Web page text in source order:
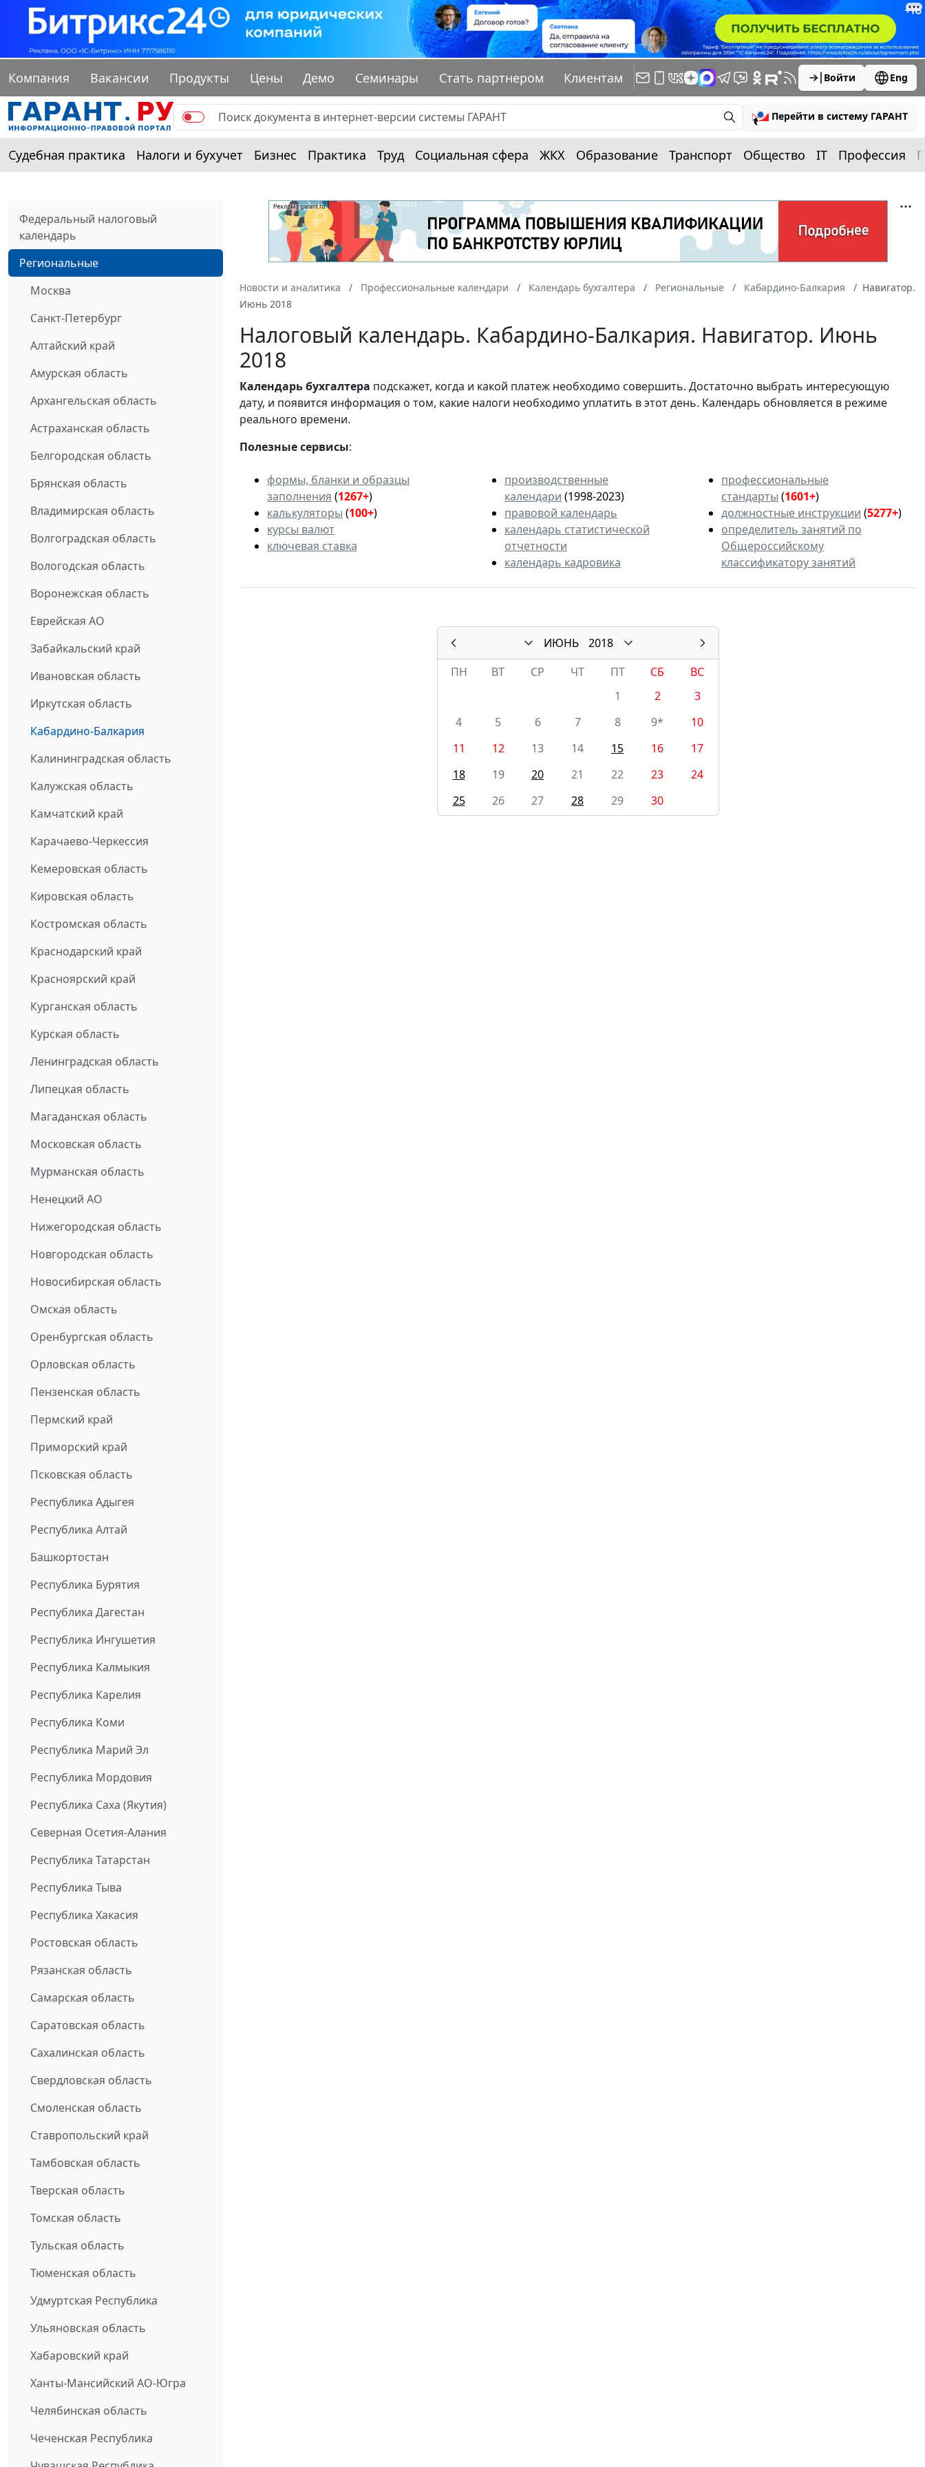
Компания Вакансии Продукты Цены Демо Семинары Стать партнером Клиентам Войти Eng
Перейти в систему ГАРАНТ
Судебная практика Налоги и бухучет Бизнес Практика Труд Социальная сфера ЖКХ Образование Транспорт Общество IT Профессия
Федеральный налоговый
календарь
Региональные
Москва
Санкт-Петербург
Алтайский край
Амурская область
Архангельская область
Астраханская область
Белгородская область
Брянская область
Владимирская область
Волгоградская область
Вологодская область
Воронежская область
Еврейская АО
Забайкальский край
Ивановская область
Иркутская область
Кабардино-Балкария
Калининградская область
Калужская область
Камчатский край
Карачаево-Черкессия
Кемеровская область
Кировская область
Костромская область
Краснодарский край
Красноярский край
Курганская область
Курская область
Ленинградская область
Липецкая область
Магаданская область
Московская область
Мурманская область
Ненецкий АО
Нижегородская область
Новгородская область
Новосибирская область
Омская область
Оренбургская область
Орловская область
Пензенская область
Пермский край
Приморский край
Псковская область
Республика Адыгея
Республика Алтай
Башкортостан
Республика Бурятия
Республика Дагестан
Республика Ингушетия
Республика Калмыкия
Республика Карелия
Республика Коми
Республика Марий Эл
Республика Мордовия
Республика Саха (Якутия)
Северная Осетия-Алания
Республика Татарстан
Республика Тыва
Республика Хакасия
Ростовская область
Рязанская область
Самарская область
Саратовская область
Сахалинская область
Свердловская область
Смоленская область
Ставропольский край
Тамбовская область
Тверская область
Томская область
Тульская область
Тюменская область
Удмуртская Республика
Ульяновская область
Хабаровский край
Ханты-Мансийский АО-Югра
Челябинская область
Чеченская Республика
Новости и аналитика Профессиональные календари Календарь бухгалтера Региональные Кабардино-Балкария
Навигатор.
Июнь 2018
Налоговый календарь. Кабардино-Балкария. Навигатор. Июнь
2018
Календарьбухгалтера подскажет, когда и какой платеж необходимо совершить. Достаточно выбрать интересующую
дату, и появится информация о том, какие налоги необходимо уплатить в этот день. Календарь обновляется в режиме
реального времени.
Полезные сервисы:
формы, бланки и образцы
заполнения (1267+)
калькуляторы (100+)
курсы валют
ключевая ставка
производственные
календари (1998-2023)
правовой календарь
календарь статистической
отчетности
календарь кадровика
профессиональные
стандарты (1601+)
должностные инструкции (5277+)
определитель занятий по
Общероссийскому
классификатору занятий
ИЮНЬ
2018
ПН
ВТ СР ЧТ ПТ СБ
ВС
1
2
3
4
5 6 7 8 9*
10
11
12 13 14 15 16
17
18
19 20 21 22 23
24
25
26 27 28 29 30